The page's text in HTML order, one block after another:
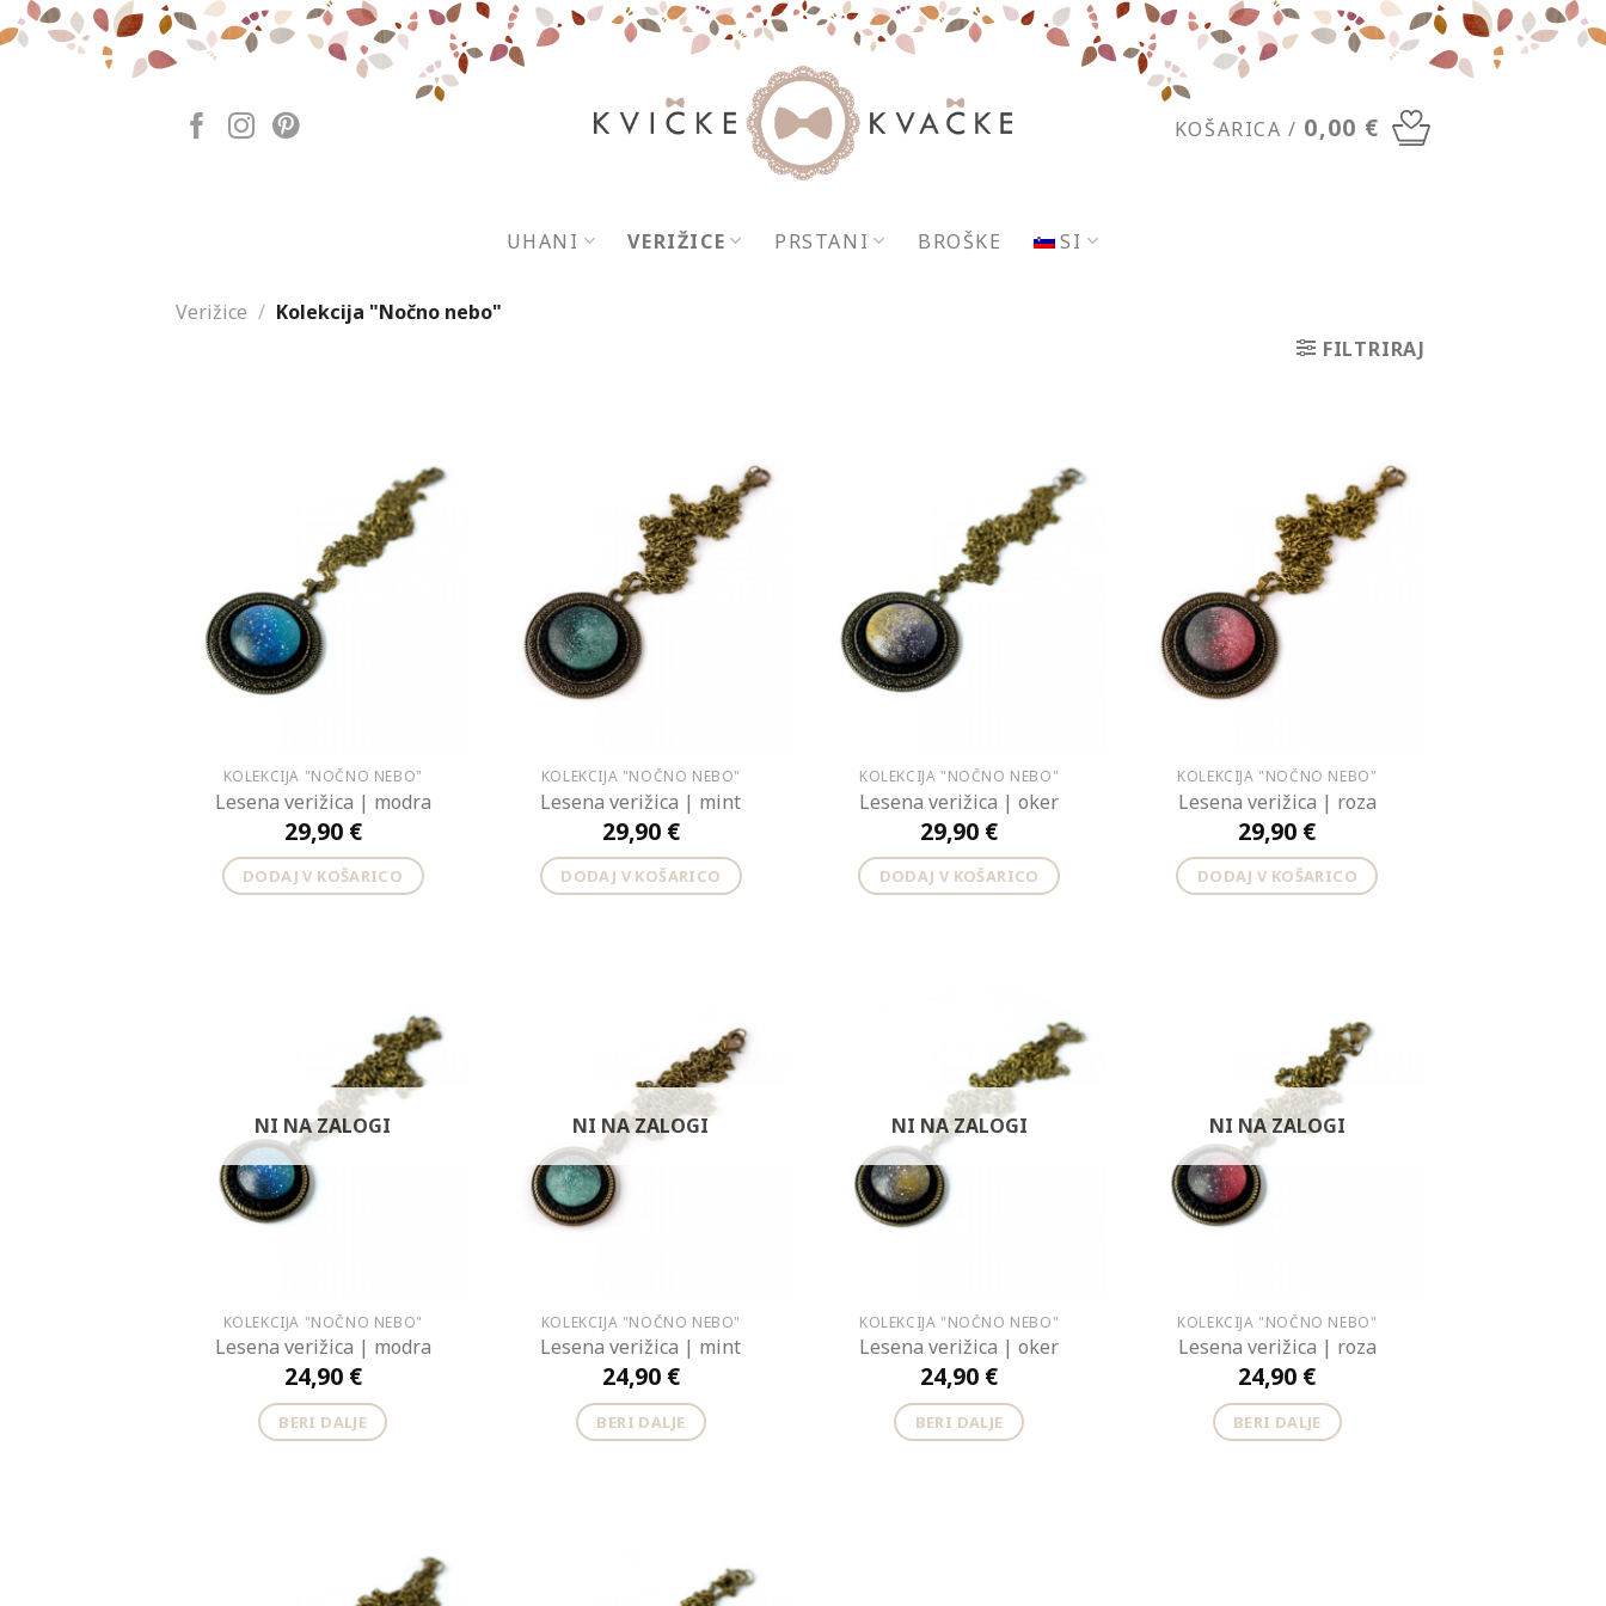
Skip
to
KOŠARICA / 0,00 €
UHANI VERIŽICE PRSTANI BROŠKE SI
Verižice / Kolekcija "Nočno nebo"
FILTRIRAJ
KOLEKCIJA "NOČNO NEBO"
Lesena verižica | modra
29,90 €
DODAJ V KOŠARICO
KOLEKCIJA "NOČNO NEBO"
Lesena verižica | mint
29,90 €
DODAJ V KOŠARICO
KOLEKCIJA "NOČNO NEBO"
Lesena verižica | oker
29,90 €
DODAJ V KOŠARICO
KOLEKCIJA "NOČNO NEBO"
Lesena verižica | roza
29,90 €
DODAJ V KOŠARICO
NI NA ZALOGI
KOLEKCIJA "NOČNO NEBO"
Lesena verižica | modra
24,90 €
BERI DALJE
NI NA ZALOGI
KOLEKCIJA "NOČNO NEBO"
Lesena verižica | mint
24,90 €
BERI DALJE
NI NA ZALOGI
KOLEKCIJA "NOČNO NEBO"
Lesena verižica | oker
24,90 €
BERI DALJE
NI NA ZALOGI
KOLEKCIJA "NOČNO NEBO"
Lesena verižica | roza
24,90 €
BERI DALJE